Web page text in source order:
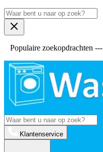
Populaire zoekopdrachten ---
Klantenservice